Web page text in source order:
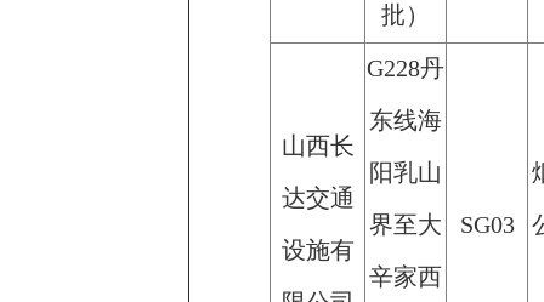
批）
山西长
达交通
设施有
G228丹
东线海
阳乳山
界至大
辛家西
SG03